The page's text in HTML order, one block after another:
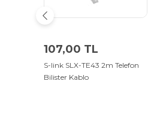
107,00 TL
S-link SLX-TE43 2m Telefon
Bilister Kablo